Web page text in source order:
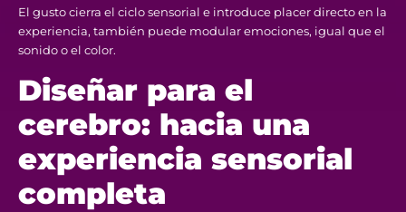
El gusto cierra el ciclo sensorial e introduce placer directo en la
experiencia, también puede modular emociones, igual que el
sonido o el color.
Diseñar para el
cerebro: hacia una
experiencia sensorial
completa